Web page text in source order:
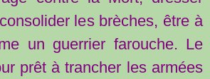
les brèches, être à
un guerrier farouche. Le
prêt à trancher les armées